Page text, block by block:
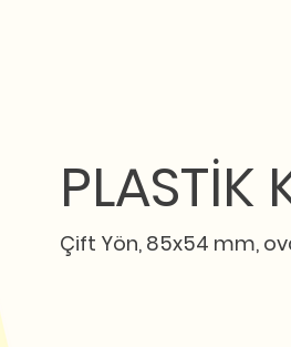
PLASTİK
Çift Yön, 85x54 mm,